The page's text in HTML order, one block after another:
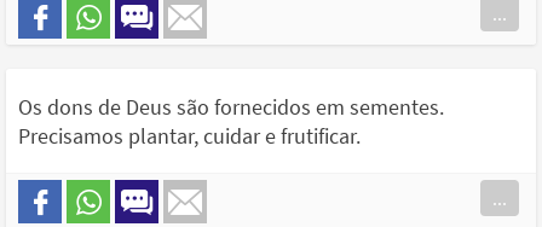
...
Os dons de Deus são fornecidos em sementes.
Precisamos plantar, cuidar e frutificar.
...